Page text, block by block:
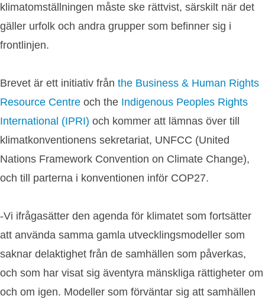
klimatomställningen måste ske rättvist, särskilt när det
gäller urfolk och andra grupper som befinner sig i
frontlinjen.
Brevet är ett initiativ från the Business & Human Rights
Resource Centre och the Indigenous Peoples Rights
International (IPRI) och kommer att lämnas över till
klimatkonventionens sekretariat, UNFCC (United
Nations Framework Convention on Climate Change),
och till parterna i konventionen inför COP27.
-Vi ifrågasätter den agenda för klimatet som fortsätter
att använda samma gamla utvecklingsmodeller som
saknar delaktighet från de samhällen som påverkas,
och som har visat sig äventyra mänskliga rättigheter om
och om igen. Modeller som förväntar sig att samhällen